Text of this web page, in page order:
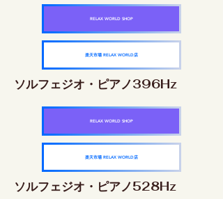
RELAX WORLD SHOP
楽天市場 RELAX WORLD店
ソルフェジオ・ピアノ396Hz
RELAX WORLD SHOP
楽天市場 RELAX WORLD店
ソルフェジオ・ピアノ528Hz